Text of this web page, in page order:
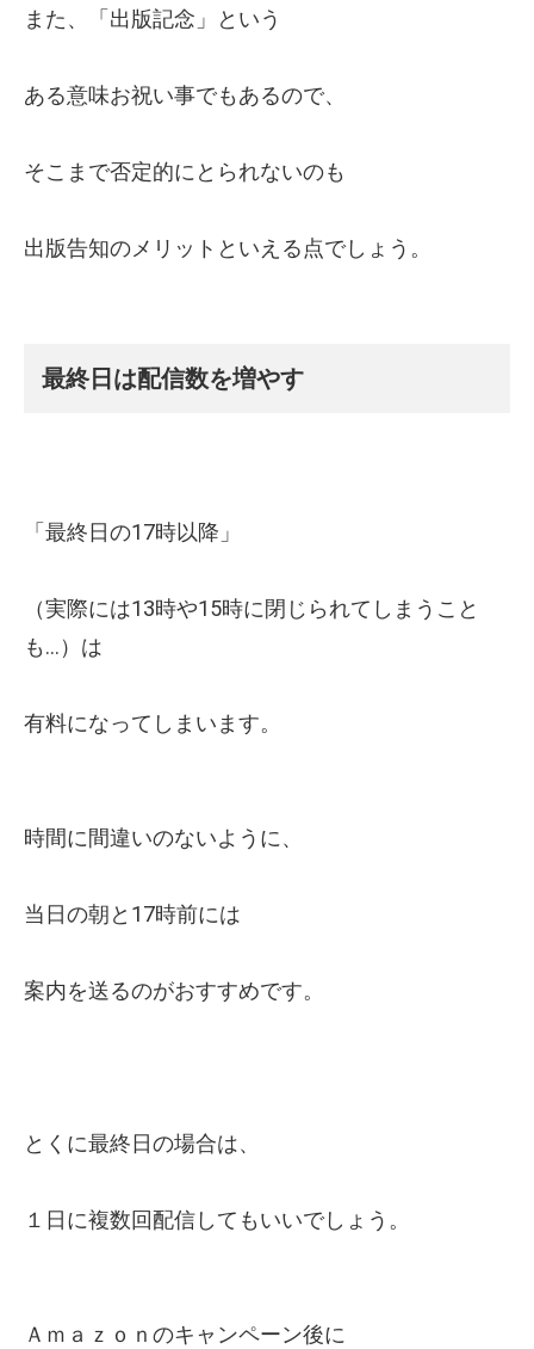
また、「出版記念」という
ある意味お祝い事でもあるので、
そこまで否定的にとられないのも
出版告知のメリットといえる点でしょう。
最終日は配信数を増やす
「最終日の17時以降」
（実際には13時や15時に閉じられてしまうこと
も…）は
有料になってしまいます。
時間に間違いのないように、
当日の朝と17時前には
案内を送るのがおすすめです。
とくに最終日の場合は、
１日に複数回配信してもいいでしょう。
Ａｍａｚｏｎのキャンペーン後に